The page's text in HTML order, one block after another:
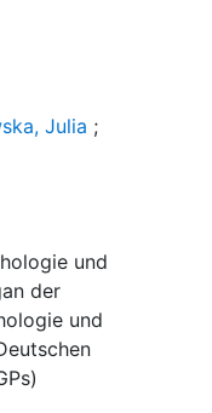
Julia ;
und
der
und